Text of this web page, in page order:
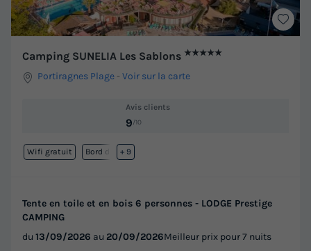
Camping SUNELIA Les Sablons ★★★★★
Portiragnes Plage -Voir sur la carte
Avis clients
9/10
Wifi gratuit Bord de mer
+ 9
Tente en toile et en bois 6 personnes - LODGE Prestige
CAMPING
du 13/09/2026 au 20/09/2026Meilleur prix pour 7 nuits